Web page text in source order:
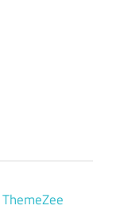
ThemeZee